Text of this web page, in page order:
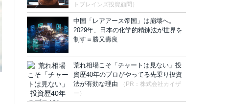
トブレインズ投資顧問）
中国「レアアース帝国」は崩壊へ。
2029年、日本の化学的精錬法が世界を
制す＝勝又壽良
荒れ相場こそ「チャートは見ない」投
資歴40年のプロがやってる先乗り投資
法が有効な理由
（PR：株式会社カイザ
ー）